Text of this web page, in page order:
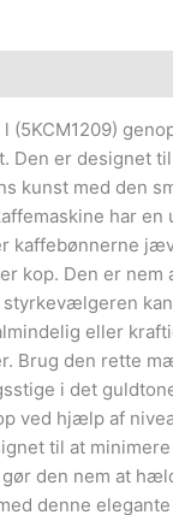
(5KCM1209)
Den er designet
kunst med den
har en
kaffebønnerne
kop. Den er nem
eller
Brug den rette
i det
ved hjælp af
til at
den nem at
denne